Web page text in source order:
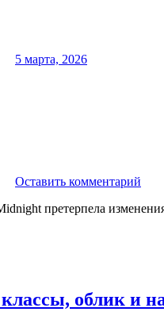
5 марта, 2026
Оставить комментарий
претерпела
облик и